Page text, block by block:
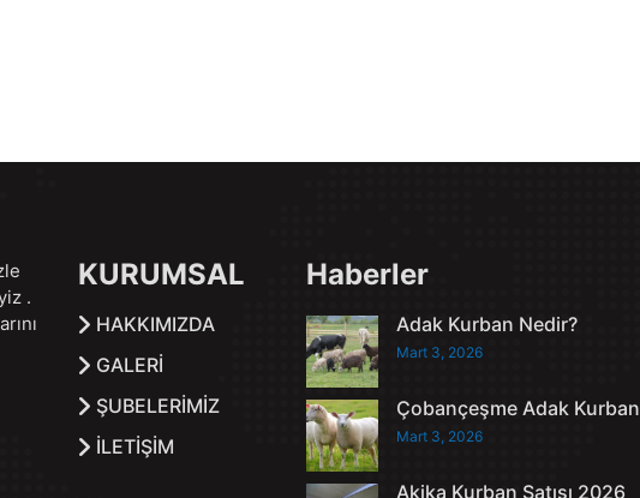
.
KURUMSAL
HAKKIMIZDA
GALERİ
ŞUBELERİMİZ
İLETİŞİM
Haberler
Adak Kurban Nedir?
Mart 3, 2026
Çobançeşme Adak Kurban
Mart 3, 2026
Akika Kurban Satışı 2026